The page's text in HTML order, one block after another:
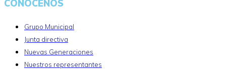
CONÓCENOS
Grupo Municipal
Junta directiva
Nuevas Generaciones
Nuestros representantes